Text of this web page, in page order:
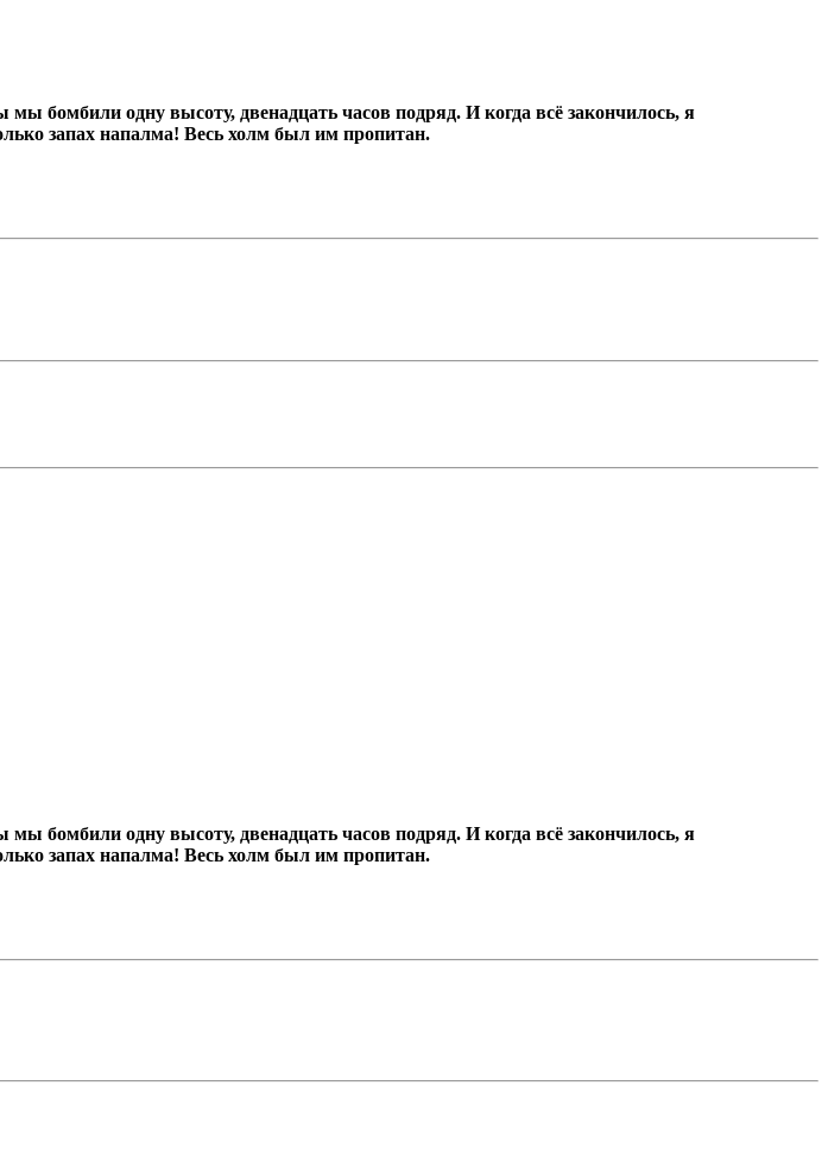
бомбили одну высоту, двенадцать часов подряд. И когда всё закончилось, я
запах напалма! Весь холм был им пропитан.
бомбили одну высоту, двенадцать часов подряд. И когда всё закончилось, я
запах напалма! Весь холм был им пропитан.